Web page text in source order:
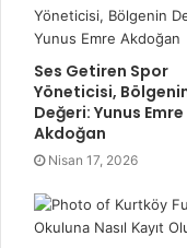
Ses Getiren Spor
Yöneticisi,
Değeri: Yunus Emre
Akdoğan
Nisan 17, 2026